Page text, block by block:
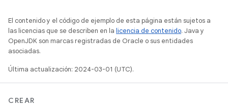
El contenido y el código de ejemplo de esta página están sujetos a
las licencias que se describen en la licencia de contenido. Java y
OpenJDK son marcas registradas de Oracle o sus entidades
asociadas.
Última actualización: 2024-03-01 (UTC).
CREAR